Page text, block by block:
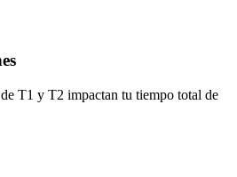
T1 y T2 impactan tu tiempo total de